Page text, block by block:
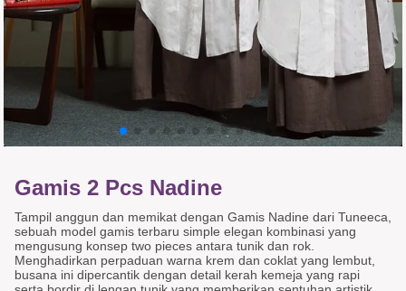
Gamis 2 Pcs Nadine
Tampil anggun dan memikat dengan Gamis Nadine dari Tuneeca,
sebuah model gamis terbaru simple elegan kombinasi yang
mengusung konsep two pieces antara tunik dan rok.
Menghadirkan perpaduan warna krem dan coklat yang lembut,
busana ini dipercantik dengan detail kerah kemeja yang rapi